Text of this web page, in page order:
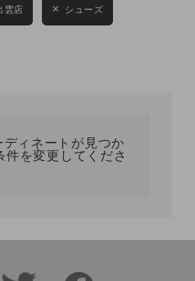
雲店 シューズ
ィネートが見つか
件を変更してくださ